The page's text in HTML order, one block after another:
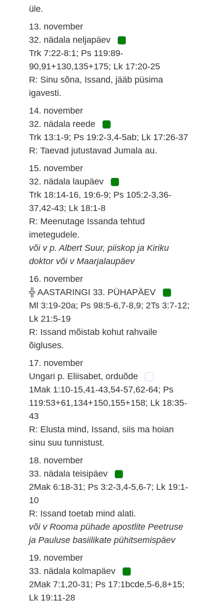
üle.
13. november
32. nädala neljapäev
Trk 7:22-8:1; Ps 119:89-
90,91+130,135+175; Lk 17:20-25
R: Sinu sõna, Issand, jääb püsima
igavesti.
14. november
32. nädala reede
Trk 13:1-9; Ps 19:2-3,4-5ab; Lk 17:26-37
R: Taevad jutustavad Jumala au.
15. november
32. nädala laupäev
Trk 18:14-16, 19:6-9; Ps 105:2-3,36-
37,42-43; Lk 18:1-8
R: Meenutage Issanda tehtud
imetegudele.
või v p. Albert Suur, piiskop ja Kiriku
doktor või v Maarjalaupäev
16. november
╬ AASTARINGI 33. PÜHAPÄEV
Ml 3:19-20a; Ps 98:5-6,7-8,9; 2Ts 3:7-12;
Lk 21:5-19
R: Issand mõistab kohut rahvaile
õigluses.
17. november
Ungari p. Eliisabet, orduõde
1Mak 1:10-15,41-43,54-57,62-64; Ps
119:53+61,134+150,155+158; Lk 18:35-
43
R: Elusta mind, Issand, siis ma hoian
sinu suu tunnistust.
18. november
33. nädala teisipäev
2Mak 6:18-31; Ps 3:2-3,4-5,6-7; Lk 19:1-
10
R: Issand toetab mind alati.
või v Rooma pühade apostlite Peetruse
ja Pauluse basiilikate pühitsemispäev
19. november
33. nädala kolmapäev
2Mak 7:1,20-31; Ps 17:1bcde,5-6,8+15;
Lk 19:11-28